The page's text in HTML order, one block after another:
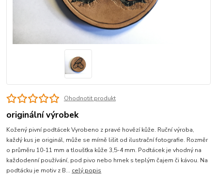
Ohodnotit produkt
originální výrobek
Kožený pivní podtácek Vyrobeno z pravé hovězí kůže. Ruční výroba,
každý kus je originál, může se mírně lišit od ilustrační fotografie. Rozměr
o průměru 10-11 mm a tloušťka kůže 3,5-4 mm. Podtácek je vhodný na
každodenní používání, pod pivo nebo hrnek s teplým čajem či kávou. Na
podtácku je motiv z B... celý popis